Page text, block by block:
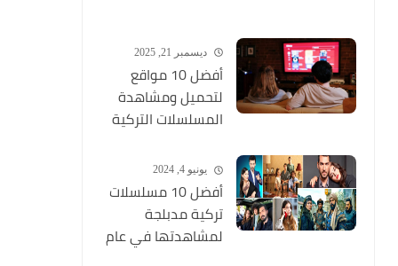
ديسمبر 21, 2025
أفضل 10 مواقع
لتحميل ومشاهدة
المسلسلات التركية
يونيو 4, 2024
أفضل 10 مسلسلات
تركية مدبلجة
لمشاهدتها في عام